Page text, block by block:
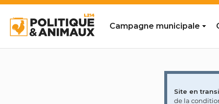
Campagne municipale
Site en
de la